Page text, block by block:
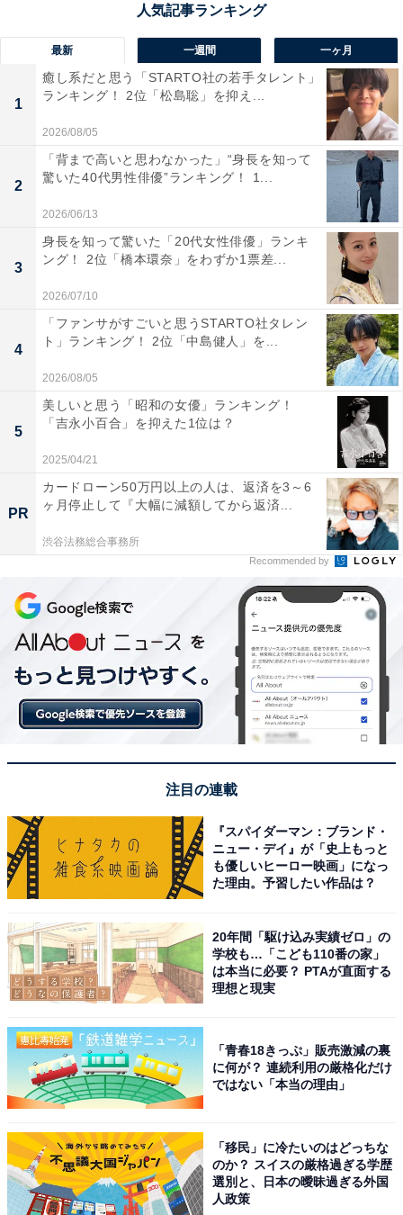
金沢市の中心にある兼六園は、日本三名園の1つに数え
られる、国の特別名勝です。四季折々の美しい景色が楽
しめますが、中でも秋はモミジやケヤキといった木々が
色づいて、池や築山と一緒に見事な庭園美を作り出しま
す。徽軫灯籠や雁行橋のような有名なスポットと紅葉が
調和する景色は格別。紅葉の時期に合わせて無料開園や
早朝開園、ライトアップなどがあるため、たくさんの観
光客が訪れます。
回答者からは「水面に映る紅葉が古来の日本らしさもあ
って綺麗だから」（20代女性／香川県）、「日本三名園
の歴史的景観と紅葉を見てみたい」（30代男性／大阪
府）、「水面に映る紅葉とライトアップがあるらしく
て、それが綺麗だと思うから見てみたい」（30代女性／
東京都）、「日本三名園のひとつでもあり、池や灯籠な
どと一緒に紅葉との美しい景気が見れるから」（40代女
性／神奈川県）といった声が集まりました。
※回答者からのコメントは原文ママです
All About ニュースの編集者。オールアバウトに入社後、SNSトレン
ドにフォーカスした記事執筆やSEOライティングの経験を経て、の
ちにAll About ニュースチームのメンバーに加入。現在は旅行・カル
チャー・エンタメなどを中心に企画編集を担当。東京都出身。居酒
屋巡りとスポーツ観戦が生きがい。
...続きを読む
10位までのランキング結果を見る
こちらもおすすめ
ランキング！ 2位「永平寺」、1位は？ 【2025
年度調査】
最新 一週間 一ヶ月
1
癒し系だと思う「STARTO社の若手タレント」
ランキング！ 2位「松島聡」を抑え...
2026/08/05
2
「背まで高いと思わなかった」“身長を知って
驚いた40代男性俳優”ランキング！ 1...
2026/06/13
3
身長を知って驚いた「20代女性俳優」ランキ
ング！ 2位「橋本環奈」をわずか1票差...
2026/07/10
4
「ファンサがすごいと思うSTARTO社タレン
ト」ランキング！ 2位「中島健人」を...
2026/08/05
5
美しいと思う「昭和の女優」ランキング！
「吉永小百合」を抑えた1位は？
2025/04/21
PR
カードローン50万円以上の人は、返済を3～6
ヶ月停止して『大幅に減額してから返済...
渋谷法務総合事務所
Recommended by
注目の連載
『スパイダーマン：ブランド・
ニュー・デイ』が「史上もっと
も優しいヒーロー映画」になっ
た理由。予習したい作品は？
20年間「駆け込み実績ゼロ」の
学校も…「こども110番の家」
は本当に必要？ PTAが直面する
理想と現実
「青春18きっぷ」販売激減の裏
に何が？ 連続利用の厳格化だけ
ではない「本当の理由」
「移民」に冷たいのはどっちな
のか？ スイスの厳格過ぎる学歴
選別と、日本の曖昧過ぎる外国
人政策